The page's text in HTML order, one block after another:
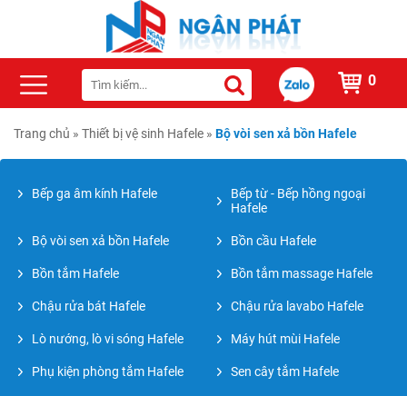
0
Trang chủ » Thiết bị vệ sinh Hafele » Bộ vòi sen xả bồn Hafele
Bếp ga âm kính Hafele
Bếp từ - Bếp hồng ngoại
Hafele
Bộ vòi sen xả bồn Hafele Bồn cầu Hafele
Bồn tắm Hafele Bồn tắm massage Hafele
Chậu rửa bát Hafele Chậu rửa lavabo Hafele
Lò nướng, lò vi sóng Hafele Máy hút mùi Hafele
Phụ kiện phòng tắm Hafele Sen cây tắm Hafele